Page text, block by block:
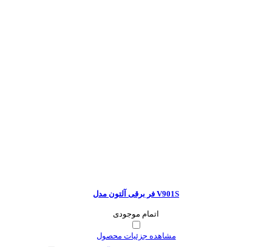
فر برقی آلتون مدل V901S
اتمام موجودی
مشاهده جزئیات محصول